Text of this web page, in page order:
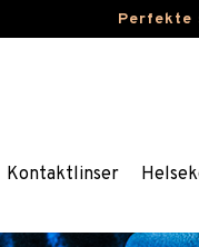
Perfekte
Kontaktlinser